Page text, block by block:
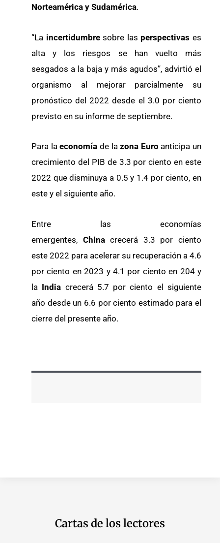
Norteamérica y Sudamérica.
“La incertidumbresobre las perspectivases
alta y los riesgos se han vuelto más
sesgados a la baja y más agudos”, advirtió el
organismo al mejorar parcialmente su
pronóstico del 2022 desde el 3.0 por ciento
previsto en su informe de septiembre.
Para laeconomía de lazona Euro anticipa un
crecimiento del PIB de 3.3 por ciento en este
2022 que disminuya a 0.5 y 1.4 por ciento, en
este y el siguiente año.
Entre las economías
emergentes, Chinacrecerá 3.3 por ciento
este 2022 para acelerar su recuperación a 4.6
por ciento en 2023 y 4.1 por ciento en 204 y
la India crecerá 5.7 por ciento el siguiente
año desde un 6.6 por ciento estimado para el
cierre del presente año.
Cartas de los lectores